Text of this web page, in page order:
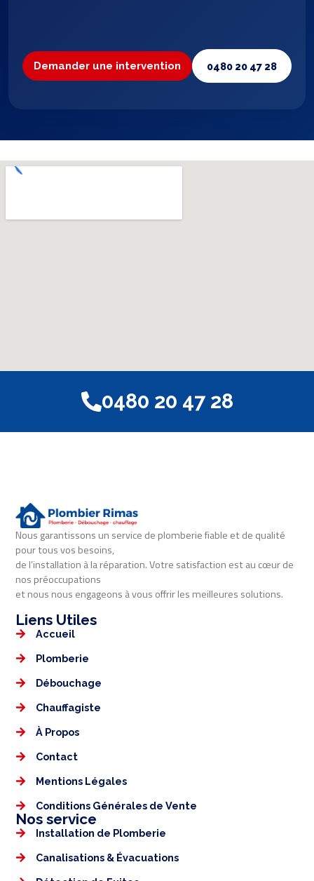
Demander une intervention 0480 20 47 28
0480 20 47 28
Nous garantissons un service de plomberie fiable et de qualité
pour tous vos besoins,
de l’installation à la réparation. Votre satisfaction est au cœur de
nos préoccupations
et nous nous engageons à vous offrir les meilleures solutions.
Liens Utiles​​
Accueil
Plomberie
Débouchage
Chauffagiste
À Propos
Contact
Mentions Légales​
Conditions Générales de Vente
Nos service
Installation de Plomberie
Canalisations & Évacuations